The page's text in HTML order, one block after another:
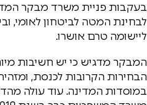
בעקבות פניית משרד מבקר
לבחינת המטה לביטחון לאומי,
ליישומה טרם אושרו.
המבקר מדגיש כי יש חשיבות
הבחירות הקרובות לכנסת,
במוסדות המדינה. עוד עולה